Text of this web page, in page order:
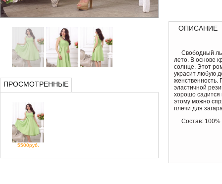
ПРОСМОТРЕННЫЕ
5500руб.
ОПИСАНИЕ
Свободный
лето. В основе
солнце. Этот
украсит любую
женственность.
эластичной
хорошо садится
этому можно
плечи для
Состав: 100%